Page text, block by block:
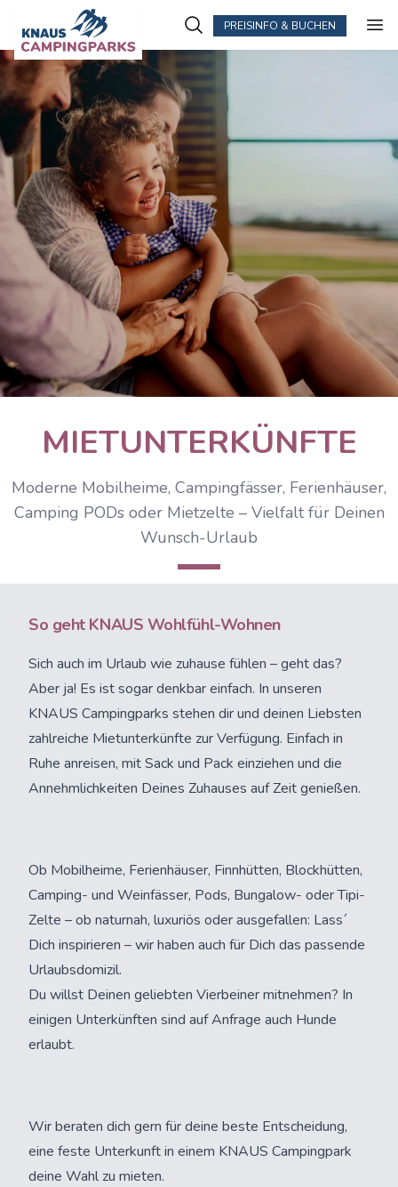
PREISINFO & BUCHEN
MIETUNTERKÜNFTE
Moderne Mobilheime, Campingfässer, Ferienhäuser,
Camping PODs oder Mietzelte – Vielfalt für Deinen
Wunsch-Urlaub
So geht KNAUS Wohlfühl-Wohnen
Sich auch im Urlaub wie zuhause fühlen – geht das?
Aber ja! Es ist sogar denkbar einfach. In unseren
KNAUS Campingparks stehen dir und deinen Liebsten
zahlreiche Mietunterkünfte zur Verfügung. Einfach in
Ruhe anreisen, mit Sack und Pack einziehen und die
Annehmlichkeiten Deines Zuhauses auf Zeit genießen.
Ob Mobilheime, Ferienhäuser, Finnhütten, Blockhütten,
Camping- und Weinfässer, Pods, Bungalow- oder Tipi-
Zelte – ob naturnah, luxuriös oder ausgefallen: Lass´
Dich inspirieren – wir haben auch für Dich das passende
Urlaubsdomizil.
Du willst Deinen geliebten Vierbeiner mitnehmen? In
einigen Unterkünften sind auf Anfrage auch Hunde
erlaubt.
Wir beraten dich gern für deine beste Entscheidung,
eine feste Unterkunft in einem KNAUS Campingpark
deine Wahl zu mieten.